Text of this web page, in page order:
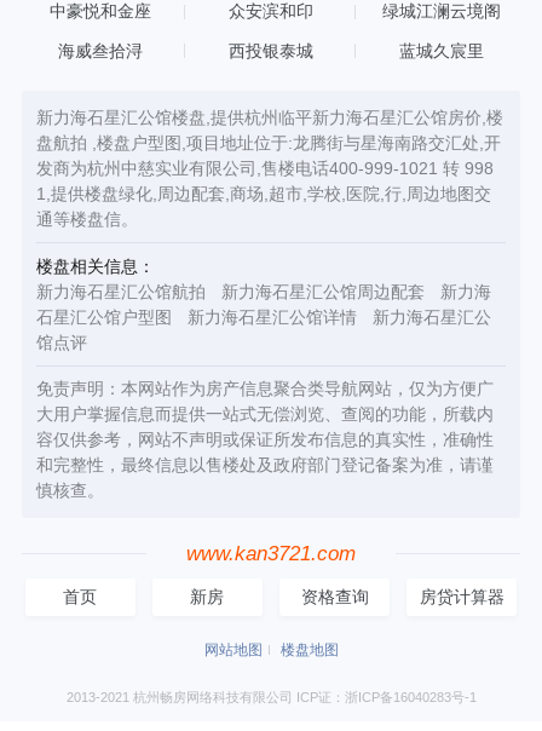
中豪悦和金座 众安滨和印 绿城江澜云境阁
海威叁拾浔 西投银泰城 蓝城久宸里
新力海石星汇公馆楼盘,提供杭州临平新力海石星汇公馆房价,楼
盘航拍 ,楼盘户型图,项目地址位于:龙腾街与星海南路交汇处,开
发商为杭州中慈实业有限公司,售楼电话400-999-1021 转 998
1,提供楼盘绿化,周边配套,商场,超市,学校,医院,行,周边地图交
通等楼盘信。
楼盘相关信息：
新力海石星汇公馆航拍
新力海石星汇公馆周边配套
新力海
石星汇公馆户型图
新力海石星汇公馆详情
新力海石星汇公
馆点评
免责声明：本网站作为房产信息聚合类导航网站，仅为方便广
大用户掌握信息而提供一站式无偿浏览、查阅的功能，所载内
容仅供参考，网站不声明或保证所发布信息的真实性，准确性
和完整性，最终信息以售楼处及政府部门登记备案为准，请谨
慎核查。
www.kan3721.com
首页 新房 资格查询 房贷计算器
网站地图 楼盘地图
2013-2021 杭州畅房网络科技有限公司 ICP证：浙ICP备16040283号-1